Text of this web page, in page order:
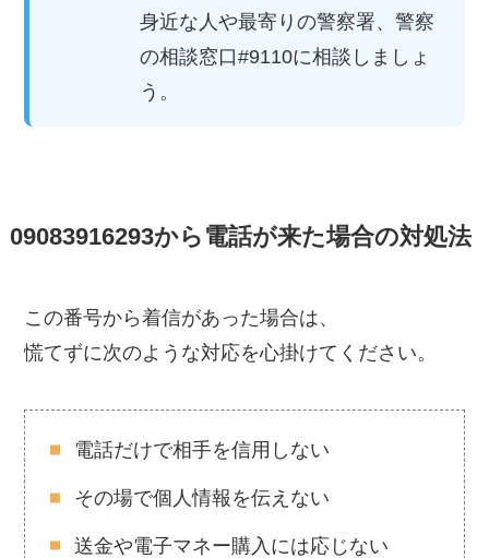
身近な人や最寄りの警察署、警察
の相談窓口#9110に相談しましょ
う。
09083916293から電話が来た場合の対処法
この番号から着信があった場合は、
慌てずに次のような対応を心掛けてください。
電話だけで相手を信用しない
その場で個人情報を伝えない
送金や電子マネー購入には応じない